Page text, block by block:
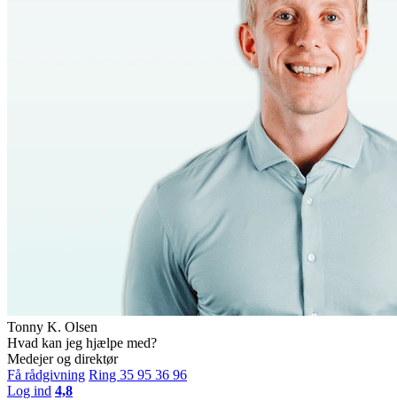
Tonny K. Olsen
Hvad kan jeg hjælpe med?
Medejer og direktør
Få rådgivning Ring 35 95 36 96
Log ind 4,8